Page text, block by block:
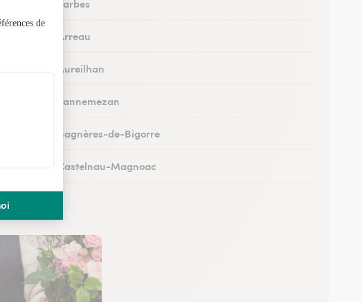
Fleuristes à Arreau
Fleuristes à Aureilhan
Fleuristes à Lannemezan
Fleuristes à Bagnères-de-Bigorre
Fleuristes à Castelnau-Magnoac